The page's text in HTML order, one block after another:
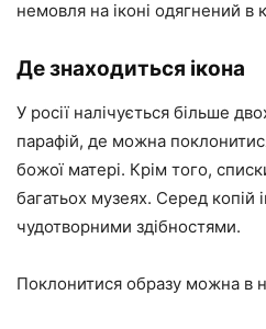
немовля на іконі одягнений в
Де знаходиться ікона
У росії налічується більше
парафій, де можна
божої матері. Крім того,
багатьох музеях. Серед копій
чудотворними здібностями.
Поклонитися образу можна в